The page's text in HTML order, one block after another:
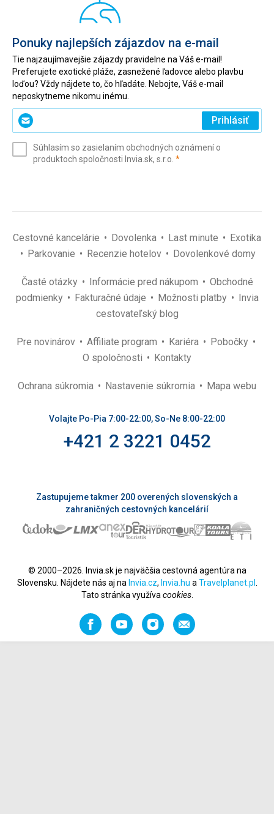
Ponuky najlepších zájazdov na e-mail
Tie najzaujímavejšie zájazdy pravidelne na Váš e-mail!
Preferujete exotické pláže, zasnežené ľadovce alebo plavbu
loďou? Vždy nájdete to, čo hľadáte. Nebojte, Váš e-mail
neposkytneme nikomu inému.
Zadajte
svoj
(povinné)
Prihlásiť
Súhlasím so zasielaním obchodných oznámení o
produktoch spoločnosti Invia.sk, s.r.o. *(povinné)
Cestovné kancelárie Dovolenka Last minute
Exotika
Parkovanie
Recenzie hotelov Dovolenkové domy
Časté otázky Informácie pred nákupom
Obchodné
podmienky
Fakturačné údaje Možnosti platby
Invia
cestovateľský blog
Pre novinárov Affiliate program Kariéra
Pobočky
O spoločnosti
Kontakty
Ochrana súkromia Nastavenie súkromia Mapa webu
Volajte Po-Pia 7:00-22:00, So-Ne 8:00-22:00
+421 2 3221 0452
Zastupujeme takmer 200 overených slovenských a
zahraničných cestovných kancelárií
© 2000–2026. Invia.sk je najväčšia cestovná agentúra na
Slovensku. Nájdete nás aj na Invia.cz, Invia.hu a Travelplanet.pl
Tato stránka využíva cookies.
FacebookYouTubeInstagramOdporučiť